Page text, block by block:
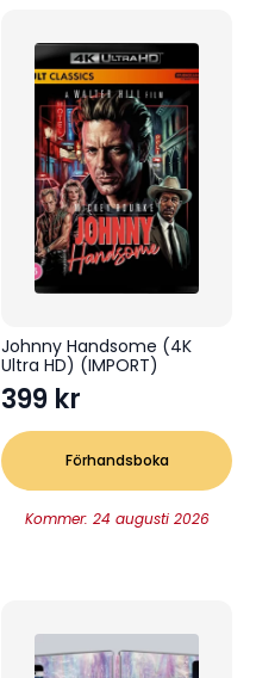
Johnny Handsome (4K
Ultra HD) (IMPORT)
399 kr
Förhandsboka
Kommer: 24 augusti 2026